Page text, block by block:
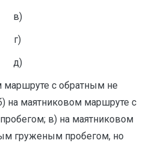
в)
г)
д)
маршруте с обратным не
на маятниковом маршруте с
в) на маятниковом
груженым пробегом, но